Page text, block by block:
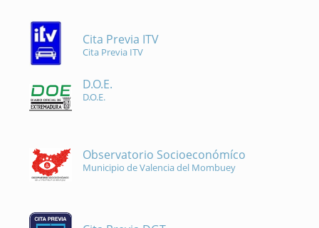
Cita Previa ITV
Cita Previa ITV
D.O.E.
D.O.E.
Observatorio Socioeconómíco
Municipio de Valencia del Mombuey